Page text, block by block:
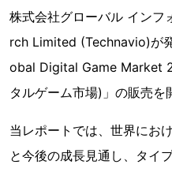
株式会社グローバル インフ
rch Limited (Technavio)が
obal Digital Game Market
タルゲーム市場)」の販売を
当レポートでは、世界にお
と今後の成長見通し、タイ